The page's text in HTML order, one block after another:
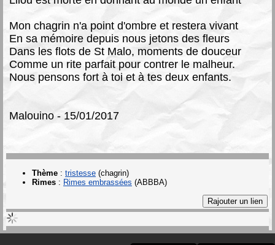
Mon chagrin n'a point d'ombre et restera vivant
En sa mémoire depuis nous jetons des fleurs
Dans les flots de St Malo, moments de douceur
Comme un rite parfait pour contrer le malheur.
Nous pensons fort à toi et à tes deux enfants.
Malouino - 15/01/2017
Thème : tristesse (chagrin)
Rimes : Rimes embrassées (ABBBA)